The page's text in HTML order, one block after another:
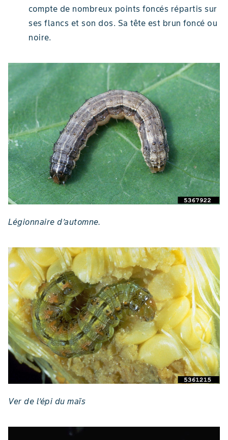
compte de nombreux points foncés répartis sur
ses flancs et son dos. Sa tête est brun foncé ou
noire.
Légionnaire d’automne.
Ver de l’épi du maïs